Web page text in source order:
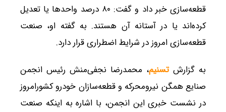
قطعه‌سازی خبر داد و گفت: ۸۰ درصد واحدها یا تعدیل
کرده‌اند یا در آستانه آن هستند. به گفته او، صنعت
قطعه‌سازی امروز در شرایط اضطراری قرار دارد.
به گزارشتسنیم، محمدرضا نجفی‌منش رئیس انجمن
صنایع همگن نیرومحرکه و قطعه‌سازان خودرو کشورامروز
در نشست خبری این انجمن، با اشاره به اینکه صنعت